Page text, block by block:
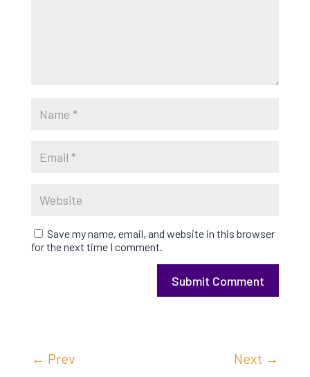
Save my name, email, and website in this browser
for the next time I comment.
Submit Comment
← Prev Next →